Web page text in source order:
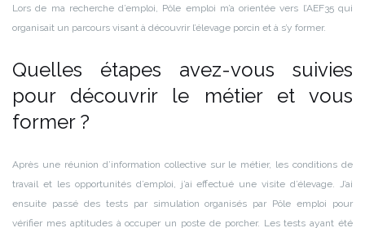
Lors de ma recherche d’emploi, Pôle emploi m’a orientée vers l’AEF35 qui
organisait un parcours visant à découvrir l’élevage porcin et à s’y former.
Quelles étapes avez-vous suivies
pour découvrir le métier et vous
former ?
Après une réunion d’information collective sur le métier, les conditions de
travail et les opportunités d’emploi, j’ai effectué une visite d’élevage. J’ai
ensuite passé des tests par simulation organisés par Pôle emploi pour
vérifier mes aptitudes à occuper un poste de porcher. Les tests ayant été